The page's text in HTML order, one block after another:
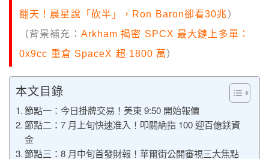
翻天！晨星說「砍半」，Ron Baron卻看30兆）
（背景補充： Arkham 揭密 SPCX 最大鏈上多單：
0x9cc 重倉 SpaceX 超 1800 萬）
本文目錄
節點一：今日掛牌交易！美東 9:50 開始報價
節點二：7 月上旬快速准入！叩關納指 100 迎百億鎂資
金
節點三：8 月中旬首發財報！華爾街公開審視三大焦點